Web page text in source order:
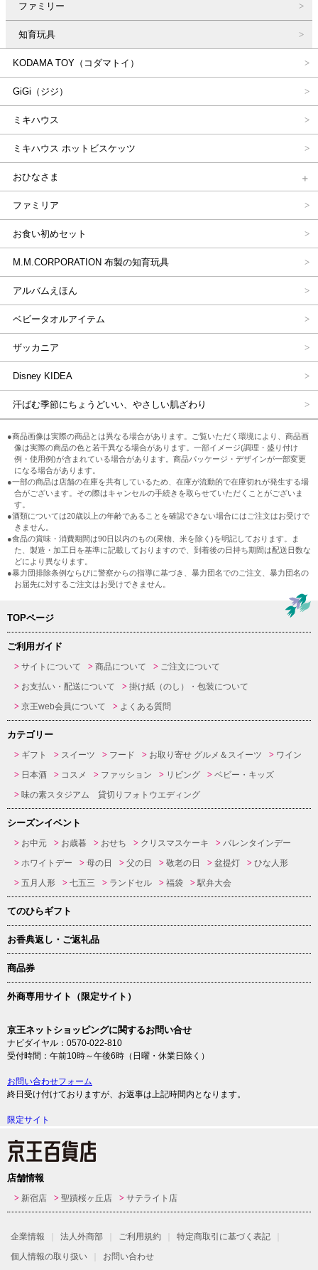
ファミリー
知育玩具
KODAMA TOY（コダマトイ）
GiGi（ジジ）
ミキハウス
ミキハウス ホットビスケッツ
おひなさま
ファミリア
お食い初めセット
M.M.CORPORATION 布製の知育玩具
アルバムえほん
ベビータオルアイテム
ザッカニア
Disney KIDEA
汗ばむ季節にちょうどいい、やさしい肌ざわり
●商品画像は実際の商品とは異なる場合があります。ご覧いただく環境により、商品画
像は実際の商品の色と若干異なる場合があります。一部イメージ(調理・盛り付け
例・使用例)が含まれている場合があります。商品パッケージ・デザインが一部変更
になる場合があります。
●一部の商品は店舗の在庫を共有しているため、在庫が流動的で在庫切れが発生する場
合がございます。その際はキャンセルの手続きを取らせていただくことがございま
す。
●酒類については20歳以上の年齢であることを確認できない場合にはご注文はお受けで
きません。
●食品の賞味・消費期間は90日以内のもの(果物、米を除く)を明記しております。ま
た、製造・加工日を基準に記載しておりますので、到着後の日持ち期間は配送日数な
どにより異なります。
●暴力団排除条例ならびに警察からの指導に基づき、暴力団名でのご注文、暴力団名の
お届先に対するご注文はお受けできません。
TOPページ
ご利用ガイド
サイトについて 商品について
ご注文について
お支払い・配送について
掛け紙（のし）・包装について
京王web会員について
よくある質問
カテゴリー
ギフト スイーツ フード お取り寄せ グルメ＆スイーツ
ワイン
日本酒
コスメ ファッション リビング
ベビー・キッズ
味の素スタジアム 貸切りフォトウエディング
シーズンイベント
お中元 お歳暮 おせち クリスマスケーキ
バレンタインデー
ホワイトデー
母の日 父の日 敬老の日 盆提灯
ひな人形
五月人形
七五三 ランドセル 福袋 駅弁大会
てのひらギフト
お香典返し・ご返礼品
商品券
外商専用サイト（限定サイト）
京王ネットショッピングに関するお問い合せ
ナビダイヤル：0570-022-810
受付時間：午前10時～午後6時（日曜・休業日除く）
お問い合わせフォーム
終日受け付けておりますが、お返事は上記時間内となります。
限定サイト
店舗情報
新宿店 聖蹟桜ヶ丘店 サテライト店
企業情報 法人外商部 ご利用規約
特定商取引に基づく表記
個人情報の取り扱い
お問い合わせ